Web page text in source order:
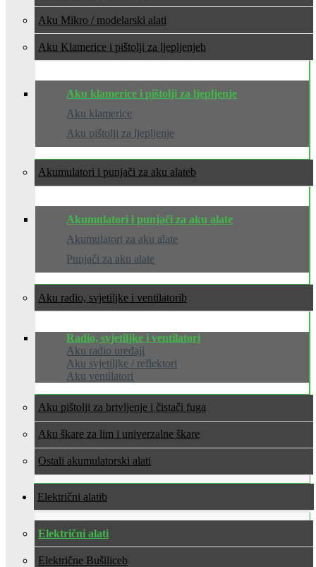
Aku Mikro / modelarski alati
Aku Klamerice i pištolji za ljepljenje
Aku klamerice i pištolji za ljepljenje
Aku klamerice
Aku pištolji za ljepljenje
Akumulatori i punjači za aku alate
Akumulatori i punjači za aku alate
Akumulatori za aku alate
Punjači za aku alate
Aku radio, svjetiljke i ventilatori
Radio, svjetiljke i ventilatori
Aku radio uređaji
Aku svjetiljke / reflektori
Aku ventilatori
Aku pištolji za brtvljenje i čistači fuga
Aku škare za lim i univerzalne škare
Ostali akumulatorski alati
Električni alati
Električni alati
Električne Bušilice